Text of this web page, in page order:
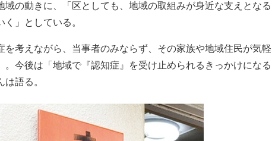
域の動きに、「区としても、地域の取組みが身近な支えとなる
」としている。
考えながら、当事者のみならず、その家族や地域住民が気軽
。今後は「地域で『認知症』を受け止められるきっかけになる
語る。